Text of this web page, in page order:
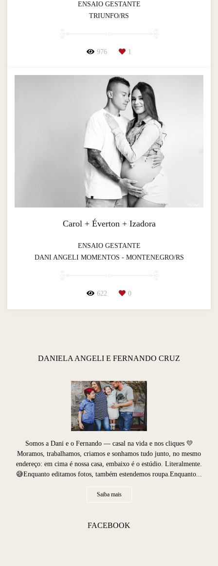
ENSAIO GESTANTE
TRIUNFO/RS
976 1
Carol + Éverton + Izadora
ENSAIO GESTANTE
DANI ANGELI MOMENTOS - MONTENEGRO/RS
622 0
DANIELA ANGELI E FERNANDO CRUZ
Somos a Dani e o Fernando — casal na vida e nos cliques 💛
Moramos, trabalhamos, criamos e sonhamos tudo junto, no mesmo
endereço: em cima é nossa casa, embaixo é o estúdio. Literalmente.
😅Enquanto editamos fotos, também estendemos roupa.Enquanto...
Saiba mais
FACEBOOK